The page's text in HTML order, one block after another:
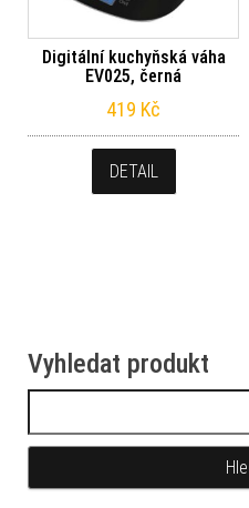
Digitální kuchyňská váha
EV025, černá
419 Kč
DETAIL
Vyhledat produkt